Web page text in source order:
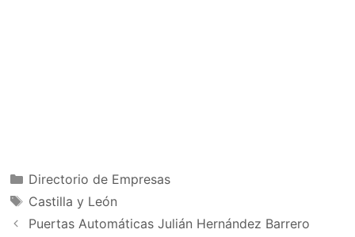
Categorías
Directorio de Empresas
Etiquetas
Castilla y León
Puertas Automáticas Julián Hernández Barrero